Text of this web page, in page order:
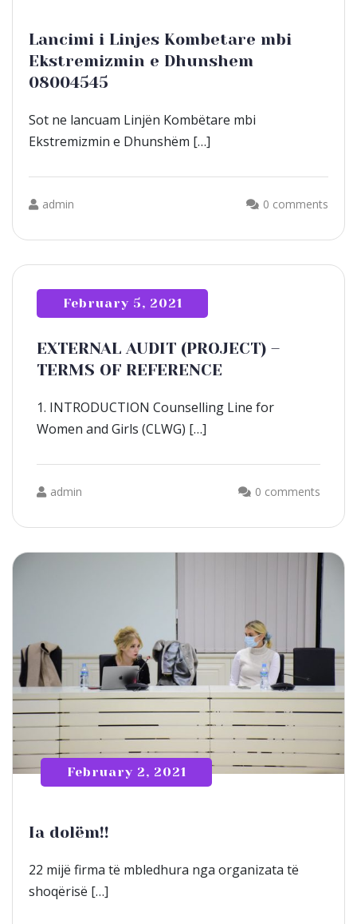
Lancimi i Linjes Kombetare mbi
Ekstremizmin e Dhunshem
08004545
Sot ne lancuam Linjën Kombëtare mbi
Ekstremizmin e Dhunshëm […]
admin 0 comments
February 5, 2021
EXTERNAL AUDIT (PROJECT) –
TERMS OF REFERENCE
1. INTRODUCTION Counselling Line for
Women and Girls (CLWG) […]
admin 0 comments
February 2, 2021
Ia dolëm!!
22 mijë firma të mbledhura nga organizata të
shoqërisë […]